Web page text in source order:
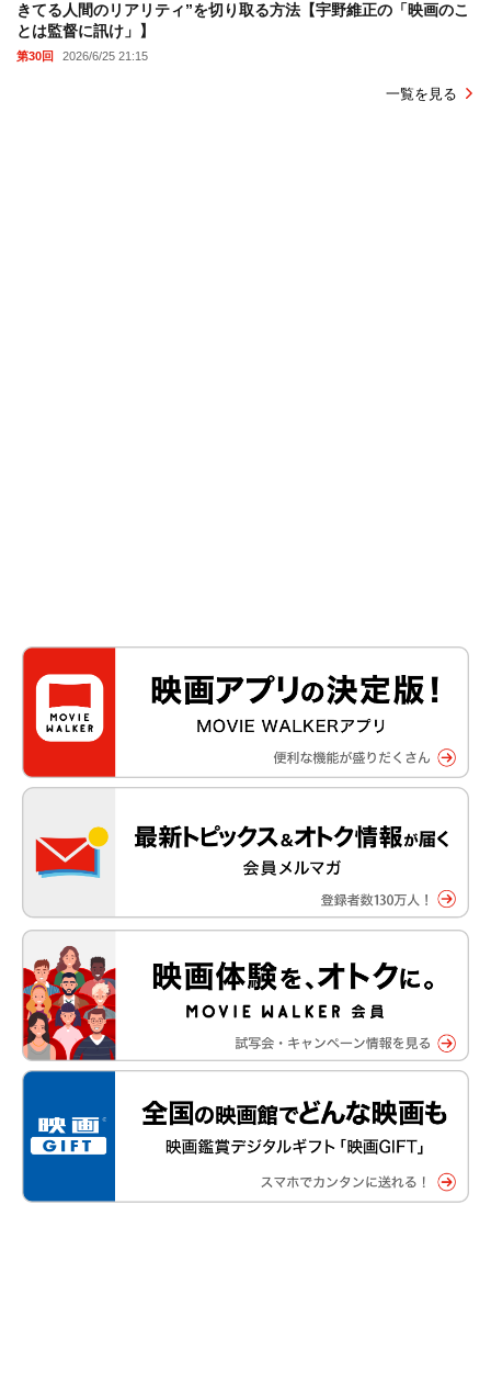
きてる人間のリアリティ”を切り取る方法【宇野維正の「映画のこ
とは監督に訊け」】
第30回 2026/6/25 21:15
一覧を見る